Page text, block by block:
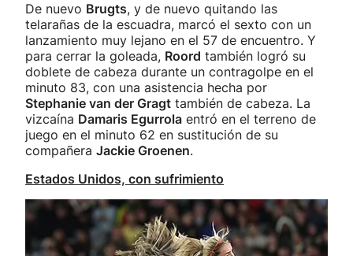
De nuevo Brugts, y de nuevo quitando las
telarañas de la escuadra, marcó el sexto con un
lanzamiento muy lejano en el 57 de encuentro. Y
para cerrar la goleada, Roord también logró su
doblete de cabeza durante un contragolpe en el
minuto 83, con una asistencia hecha por
Stephanie van der Gragt también de cabeza. La
vizcaína Damaris Egurrola entró en el terreno de
juego en el minuto 62 en sustitución de su
compañera Jackie Groenen.
Estados Unidos, con sufrimiento